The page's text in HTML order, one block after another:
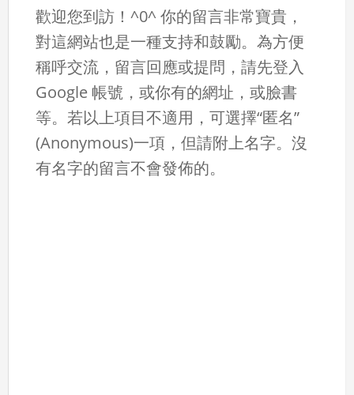
歡迎您到訪！^0^ 你的留言非常寶貴，
對這網站也是一種支持和鼓勵。為方便
稱呼交流，留言回應或提問，請先登入
Google 帳號，或你有的網址，或臉書
等。若以上項目不適用，可選擇“匿名”
(Anonymous)一項，但請附上名字。沒
有名字的留言不會發佈的。